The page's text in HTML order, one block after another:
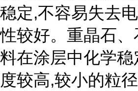
稳定,不容易失去
性较好。重晶石
料在涂层中化学稳
度较高,较小的粒